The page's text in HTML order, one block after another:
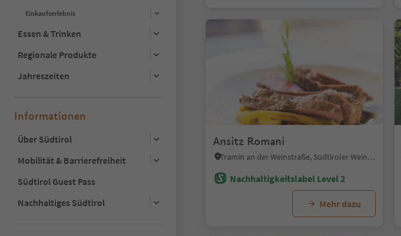
Einkaufserlebnis
Essen & Trinken
Regionale Produkte
Jahreszeiten
Informationen
Über Südtirol
Mobilität & Barrierefreiheit
Südtirol Guest Pass
Nachhaltiges Südtirol
Ansitz Romani
Tramin an der Weinstraße, Südtiroler Weinstraße
Nachhaltigkeitslabel Level 2
Mehr dazu